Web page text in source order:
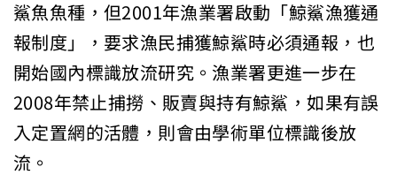
鯊魚魚種，但2001年漁業署啟動「鯨鯊漁獲通
報制度」，要求漁民捕獲鯨鯊時必須通報，也
開始國內標識放流研究。漁業署更進一步在
2008年禁止捕撈、販賣與持有鯨鯊，如果有誤
入定置網的活體，則會由學術單位標識後放
流。